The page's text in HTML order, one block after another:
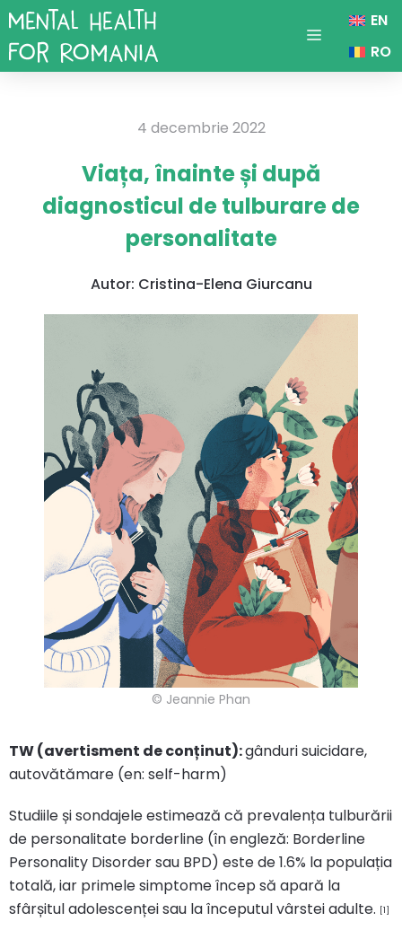
Sari
la
conținut
Menu
EN
RO
4 decembrie 2022
Viața, înainte și după
diagnosticul de tulburare de
personalitate
Autor: Cristina-Elena Giurcanu
© Jeannie Phan
TW (avertisment de conținut):gânduri suicidare,
autovătămare (en: self-harm)
Studiile și sondajele estimează că prevalența tulburării
de personalitate borderline (în engleză: Borderline
Personality Disorder sau BPD) este de 1.6% la populația
totală, iar primele simptome încep să apară la
sfârșitul adolescenței sau la începutul vârstei adulte. [1]